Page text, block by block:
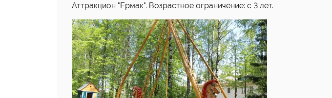
Аттракцион "Ермак". Возрастное ограничение: с 3 лет.